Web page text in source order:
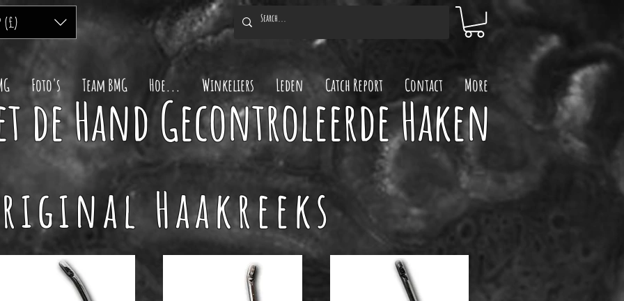
Foto's Team BMG Hoe... Winkeliers Leden Catch Report Contact More
(£)
de Hand Gecontroleerde Haken
Haakreeks